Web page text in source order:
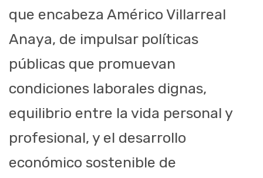
que encabeza Américo Villarreal
Anaya, de impulsar políticas
públicas que promuevan
condiciones laborales dignas,
equilibrio entre la vida personal y
profesional, y el desarrollo
económico sostenible de